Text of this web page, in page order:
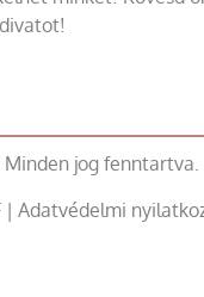
jog fenntartva.
| Adatvédelmi